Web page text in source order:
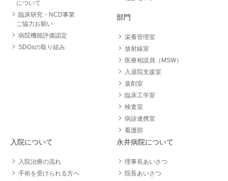
について
臨床研究・NCD事業
ご協力お願い
病院機能評価認定
SDGsの取り組み
部門
栄養管理室
放射線室
医療相談員（MSW）
入退院支援室
薬剤室
臨床工学室
検査室
病診連携室
看護部
入院について
入院治療の流れ
手術を受けられる方へ
永井病院について
理事長あいさつ
院長あいさつ